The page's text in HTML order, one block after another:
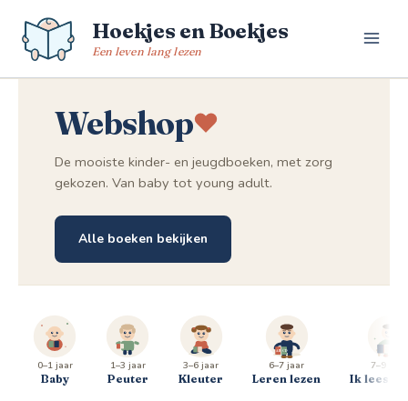
naar
Hoekjes en Boekjes
Een leven lang lezen
Webshop
De mooiste kinder- en jeugdboeken, met zorg
gekozen. Van baby tot young adult.
Alle boeken bekijken
0–1 jaar
Baby
1–3 jaar
Peuter
3–6 jaar
Kleuter
6–7 jaar
Leren lezen
7–9 jaar
Ik lees al